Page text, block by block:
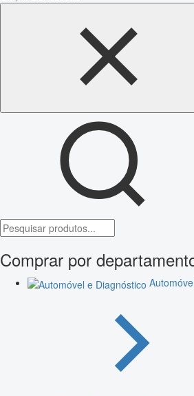
Comprar por